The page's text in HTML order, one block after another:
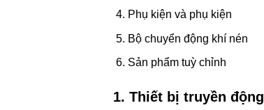
Phụ kiện và phụ kiện
Bộ chuyển động khí nén
Sản phẩm tuỳ chỉnh
1. Thiết bị truyền động